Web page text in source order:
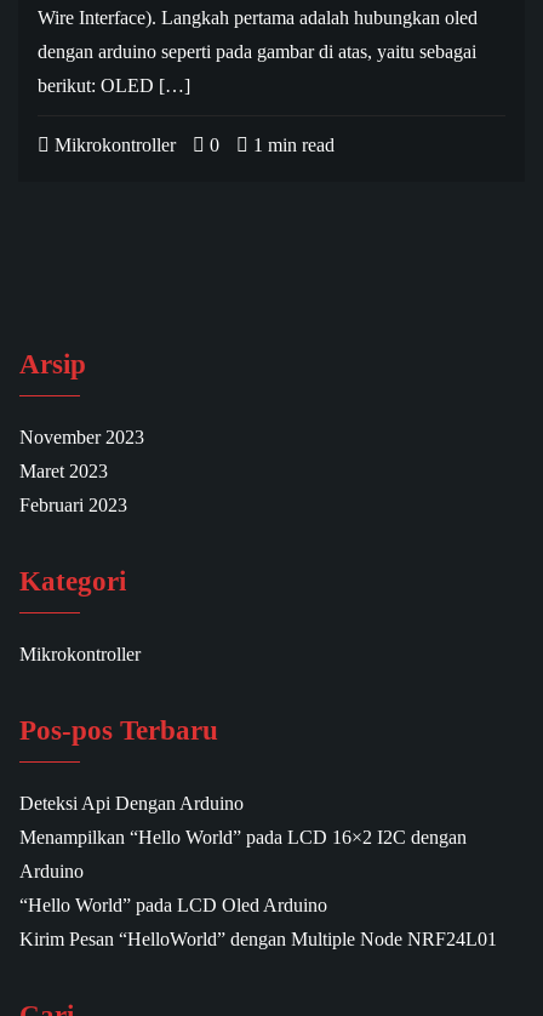
Wire Interface). Langkah pertama adalah hubungkan oled
dengan arduino seperti pada gambar di atas, yaitu sebagai
berikut: OLED […]
Mikrokontroller 0 1 min read
Arsip
November 2023
Maret 2023
Februari 2023
Kategori
Mikrokontroller
Pos-pos Terbaru
Deteksi Api Dengan Arduino
Menampilkan “Hello World” pada LCD 16×2 I2C dengan
Arduino
“Hello World” pada LCD Oled Arduino
Kirim Pesan “HelloWorld” dengan Multiple Node NRF24L01